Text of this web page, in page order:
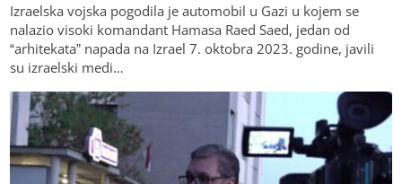
Izraelska vojska pogodila je automobil u Gazi u kojem se
nalazio visoki komandant Hamasa Raed Saed, jedan od
“arhitekata” napada na Izrael 7. oktobra 2023. godine, javili
su izraelski medi…